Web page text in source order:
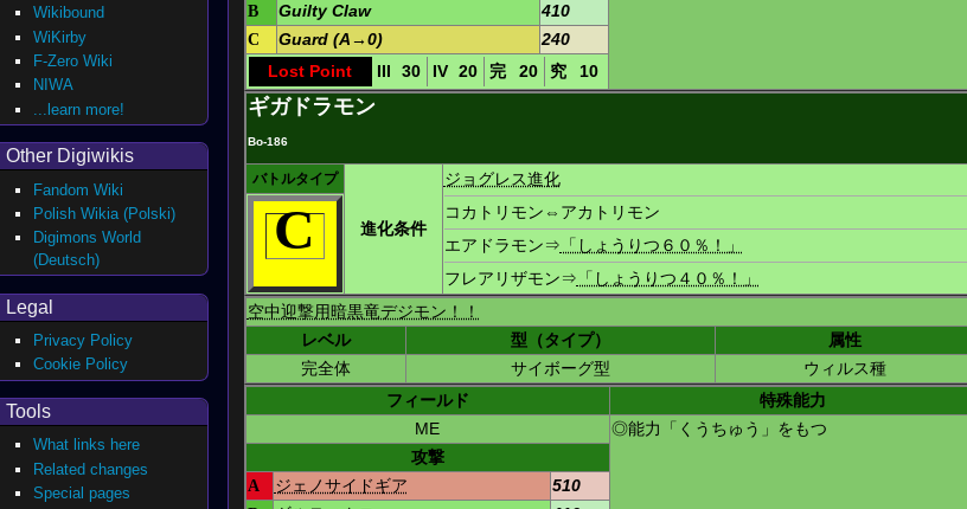
B
Guilty Claw
410
C
Guard (A→0)
240
Lost Point
III 30 IV 20 完 20 究 10
ギガドラモン
Bo-186
バトルタイプ
進化条件
ジョグレス進化
コカトリモン ⇔ アカトリモン
エアドラモン⇒ 「しょうりつ６０％！」
フレアリザモン⇒ 「しょうりつ４０％！」
C
空中迎撃用暗黒竜デジモン！！
レベル
型（タイプ）
属性
完全体
サイボーグ型
ウィルス種
フィールド
特殊能力
ME
◎能力「くうちゅう」をもつ
攻撃
A
ジェノサイドギア
510
Wikibound
WiKirby
F-Zero Wiki
NIWA
...learn more!
Other Digiwikis
Fandom Wiki
Polish Wikia (Polski)
Digimons World
(Deutsch)
Legal
Privacy Policy
Cookie Policy
Tools
What links here
Related changes
Special pages